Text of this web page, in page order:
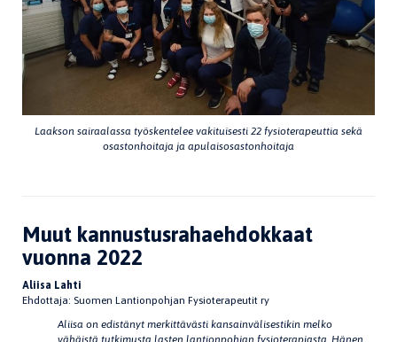
Laakson sairaalassa työskentelee vakituisesti 22 fysioterapeuttia sekä
osastonhoitaja ja apulaisosastonhoitaja
Muut kannustusrahaehdokkaat
vuonna 2022
Aliisa Lahti
Ehdottaja: Suomen Lantionpohjan Fysioterapeutit ry
Aliisa on edistänyt merkittävästi kansainvälisestikin melko
vähäistä tutkimusta lasten lantionpohjan fysioterapiasta. Hänen